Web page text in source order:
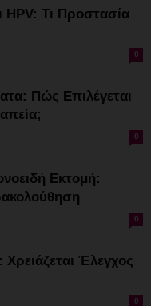
HPV: Τι Προστασία
0
Πώς Επιλέγεται
0
Εκτομή:
0
Έλεγχος
0